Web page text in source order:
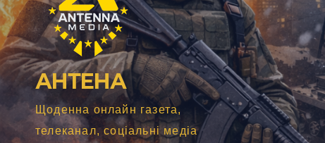
АНТЕНА
Щоденна онлайн газета,
телеканал, соціальні медіа